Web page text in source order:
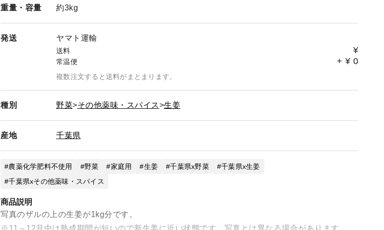
重量・ 容量 約3kg
発送 ヤマト運輸
送料 ¥
常温便 + ¥ 0
複数注文すると送料がまとまります。
種別 野菜 その他薬味・スパイス 生姜
産地 千葉県
農薬化学肥料不使用 野菜 家庭用 生姜 千葉県x野菜
千葉県x生姜
千葉県xその他薬味・スパイス
商品説明
写真のザルの上の生姜が1kg分です。
※11～12月中は熟成期間が短いので新生姜に近い状態です。写真とは異なる場合があります。